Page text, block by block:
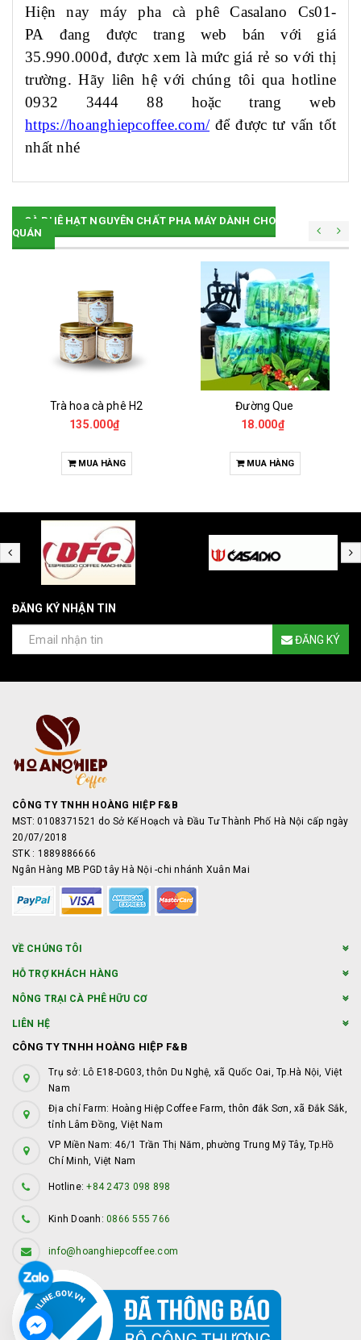
Hiện nay máy pha cà phê Casalano Cs01-
PA đang được trang web bán với giá
35.990.000đ, được xem là mức giá rẻ so với thị
trường. Hãy liên hệ với chúng tôi qua hotline
0932 3444 88 hoặc trang web
https://hoanghiepcoffee.com/để được tư vấn tốt
nhất nhé
CÀ PHÊ HẠT NGUYÊN CHẤT PHA MÁY DÀNH CHO
QUÁN
Trà hoa cà phê H2
135.000₫
MUA HÀNG
Đường Que
18.000₫
MUA HÀNG
ĐĂNG KÝ NHẬN TIN
ĐĂNG KÝ
CÔNG TY TNHH HOÀNG HIỆP F&B
MST: 0108371521 do Sở Kế Hoạch và Đầu Tư Thành Phố Hà Nội cấp ngày
20/07/2018
STK : 1889886666
Ngân Hàng MB PGD tây Hà Nội -chi nhánh Xuân Mai
VỀ CHÚNG TÔI
HỖ TRỢ KHÁCH HÀNG
NÔNG TRẠI CÀ PHÊ HỮU CƠ
LIÊN HỆ
CÔNG TY TNHH HOÀNG HIỆP F&B
Trụ sở: Lô E18-DG03, thôn Du Nghệ, xã Quốc Oai, Tp.Hà Nội, Việt
Nam
Địa chỉ Farm: Hoàng Hiệp Coffee Farm, thôn đắk Sơn, xã Đắk Sắk,
tỉnh Lâm Đồng, Việt Nam
VP Miền Nam: 46/1 Trần Thị Năm, phường Trung Mỹ Tây, Tp.Hồ
Chí Minh, Việt Nam
Hotline:+84 2473 098 898
Kinh Doanh: 0866 555 766
info@hoanghiepcoffee.com